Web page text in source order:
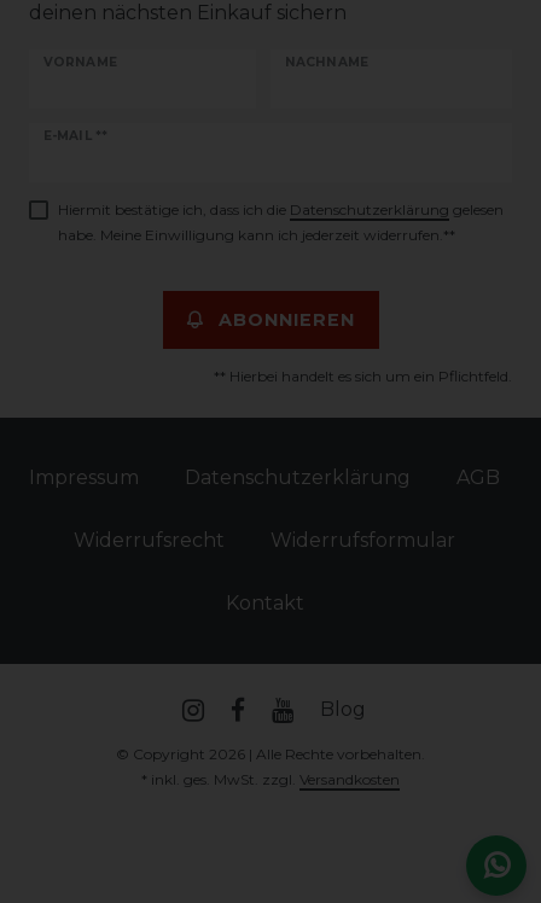
deinen nächsten Einkauf sichern
VORNAME NACHNAME
E-MAIL **
Newsletter
Hiermit bestätige ich, dass ich die Daten­schutz­erklärung gelesen
habe. Meine Einwilligung kann ich jederzeit widerrufen.**
ABONNIEREN
** Hierbei handelt es sich um ein Pflichtfeld.
Impressum Daten­schutz­erklärung AGB
Widerrufs­recht Widerrufs­formular
Kontakt
Blog
© Copyright 2026 | Alle Rechte vorbehalten.
* inkl. ges. MwSt. zzgl. Versandkosten